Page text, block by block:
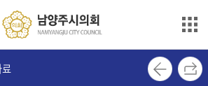
본문으로 바로가기
메인메뉴 바로가기